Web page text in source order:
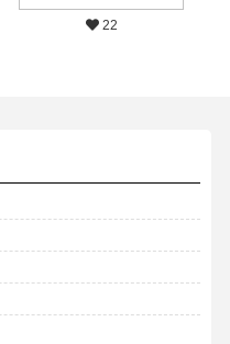
22